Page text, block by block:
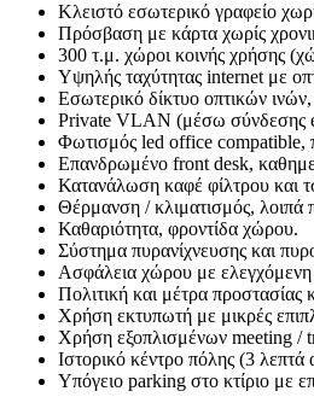
Κλειστό εσωτερικό γραφείο
Πρόσβαση με κάρτα χωρίς
300 τ.μ. χώροι κοινής χρήσης
Υψηλής ταχύτητας internet με
Εσωτερικό δίκτυο οπτικών
Private VLAN (μέσω σύνδεσης
Φωτισμός led office compatible,
Επανδρωμένο front desk,
Κατανάλωση καφέ φίλτρου και
Θέρμανση / κλιματισμός, λοιπά
Καθαριότητα, φροντίδα χώρου.
Σύστημα πυρανίχνευσης και
Ασφάλεια χώρου με
Πολιτική και μέτρα
Χρήση εκτυπωτή με μικρές
Χρήση εξοπλισμένων meeting /
Ιστορικό κέντρο πόλης (3
Υπόγειο parking στο κτίριο με